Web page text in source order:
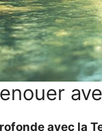
avec la